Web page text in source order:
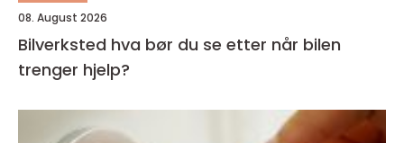
08. August 2026
Bilverksted hva bør du se etter når bilen
trenger hjelp?